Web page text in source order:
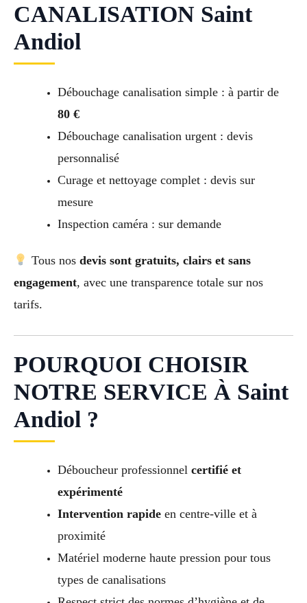
CANALISATION Saint
Andiol
Débouchage canalisation simple : à partir de
80 €
Débouchage canalisation urgent : devis
personnalisé
Curage et nettoyage complet : devis sur
mesure
Inspection caméra : sur demande
Tous nos devis sont gratuits, clairs et sans
engagement, avec une transparence totale sur nos
tarifs.
POURQUOI CHOISIR
NOTRE SERVICE À Saint
Andiol ?
Déboucheur professionnel certifié et
expérimenté
Intervention rapideen centre-ville et à
proximité
Matériel moderne haute pression pour tous
types de canalisations